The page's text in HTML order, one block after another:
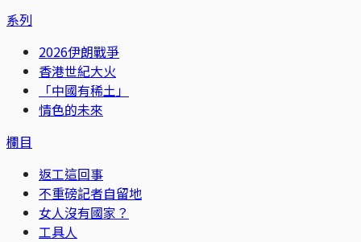
系列
2026伊朗戰爭
香港世紀大火
「中國有稀土」
情色的未來
欄目
返工這回事
不重磅記者自留地
女人沒有國家？
工具人